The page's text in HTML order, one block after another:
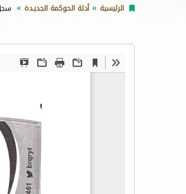
الرئيسية أدلة الحوكمة الجديدة